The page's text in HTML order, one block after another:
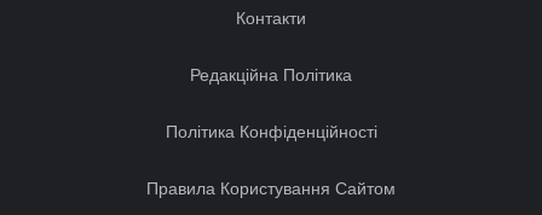
Контакти
Редакційна Політика
Політика Конфіденційності
Правила Користування Сайтом